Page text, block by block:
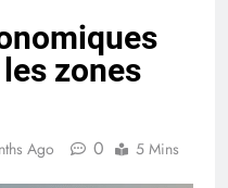
zones
Ago 0 5 Mins